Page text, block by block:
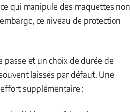
qui manipule des maquettes non
ce niveau de protection
et un choix de durée de
laissés par défaut. Une
supplémentaire :